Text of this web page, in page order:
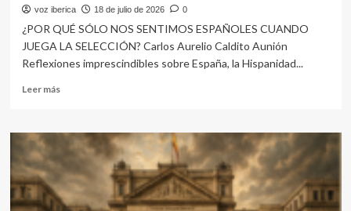
UN
CAMINO
A
NINGUNA
PARTE…
voz iberica 18 de julio de 2026 0
¿POR QUÉ SÓLO NOS SENTIMOS ESPAÑOLES CUANDO
JUEGA LA SELECCIÓN? Carlos Aurelio Caldito Aunión
Reflexiones imprescindibles sobre España, la Hispanidad...
Leer másLeer
ORGULLO
PATRIO…
¡YO
SOY
ESPAÑOL,
ESPAÑOL,